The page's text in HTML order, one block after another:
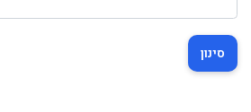
סינון